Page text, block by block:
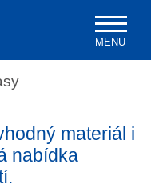
MENU
materiál i
nabídka